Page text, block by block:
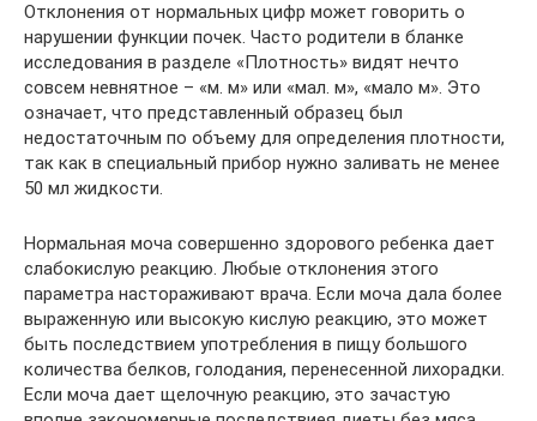
Отклонения от нормальных цифр может говорить о
нарушении функции почек. Часто родители в бланке
исследования в разделе «Плотность» видят нечто
совсем невнятное – «м. м» или «мал. м», «мало м». Это
означает, что представленный образец был
недостаточным по объему для определения плотности,
так как в специальный прибор нужно заливать не менее
50 мл жидкости.
Нормальная моча совершенно здорового ребенка дает
слабокислую реакцию. Любые отклонения этого
параметра настораживают врача. Если моча дала более
выраженную или высокую кислую реакцию, это может
быть последствием употребления в пищу большого
количества белков, голодания, перенесенной лихорадки.
Если моча дает щелочную реакцию, это зачастую